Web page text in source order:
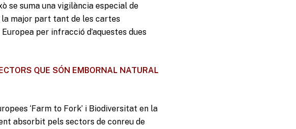
se suma una vigilància especial de
la major part tant de les cartes
per infracció d’aquestes dues
QUE SÓN EMBORNAL NATURAL
‘Farm to Fork’ i Biodiversitat en la
absorbit pels sectors de conreu de